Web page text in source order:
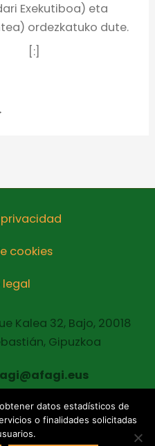
Exekutiboa) eta
ordezkatuko dute.
[:]
cookies
legal
Kalea 32, Bajo, 20018
Gipuzkoa
Todos los derechos
datos estadísticos de
o finalidades solicitadas